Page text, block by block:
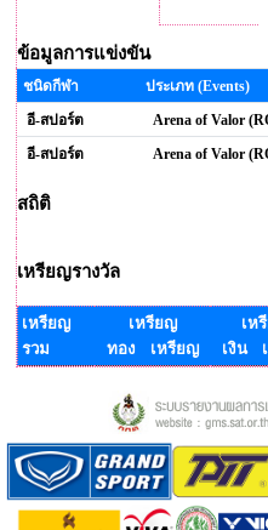
ข้อมูลการแข่งขัน
ชนิดกีฬา
ประเภท (Events)
อี-สปอร์ต
Arena of Valor
อี-สปอร์ต
Arena of Valor
สถิติ
เหรียญรางวัล
เหรียญ
รวม
เหรียญ
ทอง เหรียญ
เห
เงิน